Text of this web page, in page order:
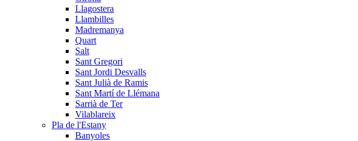
Llagostera
Llambilles
Madremanya
Quart
Salt
Sant Gregori
Sant Jordi Desvalls
Sant Julià de Ramis
Sant Martí de Llémana
Sarrià de Ter
Vilablareix
Pla de l'Estany
Banyoles